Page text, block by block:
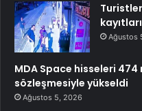
Ağustos
MDA Space hisseleri
sözleşmesiyle yükseldi
Ağustos 5, 2026